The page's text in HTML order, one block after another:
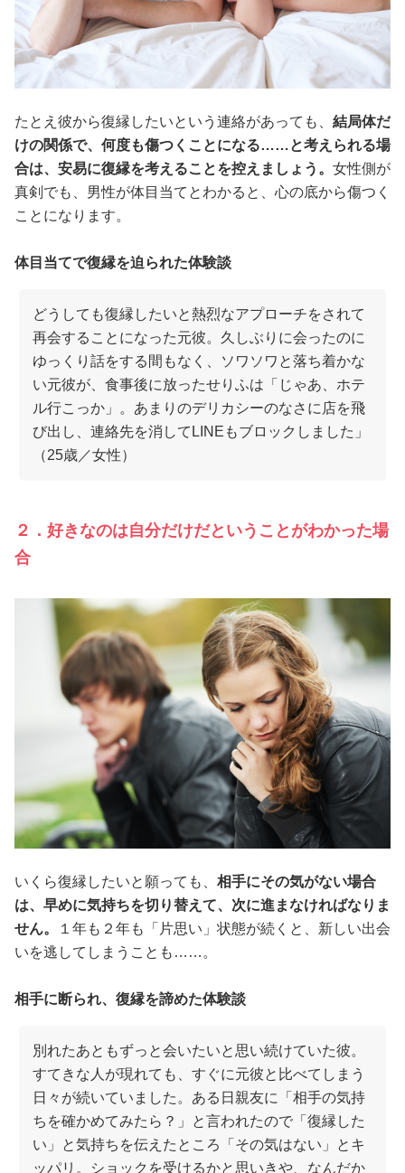
たとえ彼から復縁したいという連絡があっても、 結局体だ
けの関係で、何度も傷つくことになる……と考えられる場
合は、安易に復縁を考えることを控えましょう。 女性側が
真剣でも、男性が体目当てとわかると、心の底から傷つく
ことになります。
体目当てで復縁を迫られた体験談
どうしても復縁したいと熱烈なアプローチをされて
再会することになった元彼。久しぶりに会ったのに
ゆっくり話をする間もなく、ソワソワと落ち着かな
い元彼が、食事後に放ったせりふは「じゃあ、ホテ
ル行こっか」。あまりのデリカシーのなさに店を飛
び出し、連絡先を消してLINEもブロックしました」
（25歳／女性）
２．好きなのは自分だけだということがわかった場
合
いくら復縁したいと願っても、 相手にその気がない場合
は、早めに気持ちを切り替えて、次に進まなければなりま
せん。
１年も２年も「片思い」状態が続くと、新しい出会
いを逃してしまうことも……。
相手に断られ、復縁を諦めた体験談
別れたあともずっと会いたいと思い続けていた彼。
すてきな人が現れても、すぐに元彼と比べてしまう
日々が続いていました。ある日親友に「相手の気持
ちを確かめてみたら？」と言われたので「復縁した
い」と気持ちを伝えたところ「その気はない」とキ
ッパリ。ショックを受けるかと思いきや、なんだか